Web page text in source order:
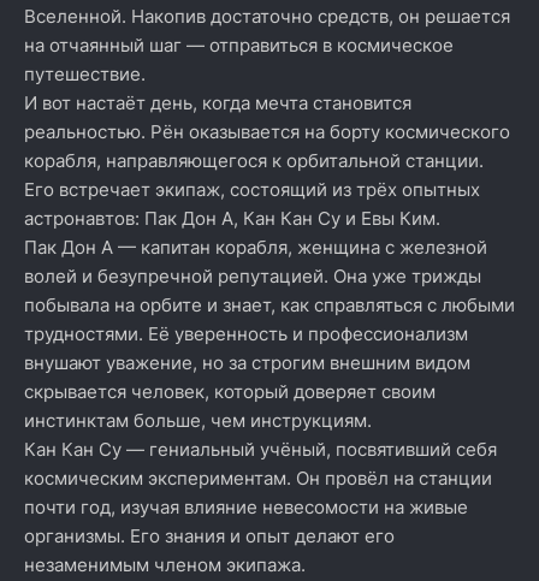
Вселенной. Накопив достаточно средств, он решается
на отчаянный шаг — отправиться в космическое
путешествие.
И вот настаёт день, когда мечта становится
реальностью. Рён оказывается на борту космического
корабля, направляющегося к орбитальной станции.
Его встречает экипаж, состоящий из трёх опытных
астронавтов: Пак Дон А, Кан Кан Су и Евы Ким.
Пак Дон А — капитан корабля, женщина с железной
волей и безупречной репутацией. Она уже трижды
побывала на орбите и знает, как справляться с любыми
трудностями. Её уверенность и профессионализм
внушают уважение, но за строгим внешним видом
скрывается человек, который доверяет своим
инстинктам больше, чем инструкциям.
Кан Кан Су — гениальный учёный, посвятивший себя
космическим экспериментам. Он провёл на станции
почти год, изучая влияние невесомости на живые
организмы. Его знания и опыт делают его
незаменимым членом экипажа.